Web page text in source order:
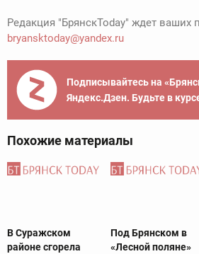
Редакция "БрянскToday" ждет ваших
bryansktoday@yandex.ru
Подписывайтесь на
Яндекс.Дзен. Будьте в
Похожие материалы
В Суражском
районе сгорела
Под Брянском в
«Лесной поляне»